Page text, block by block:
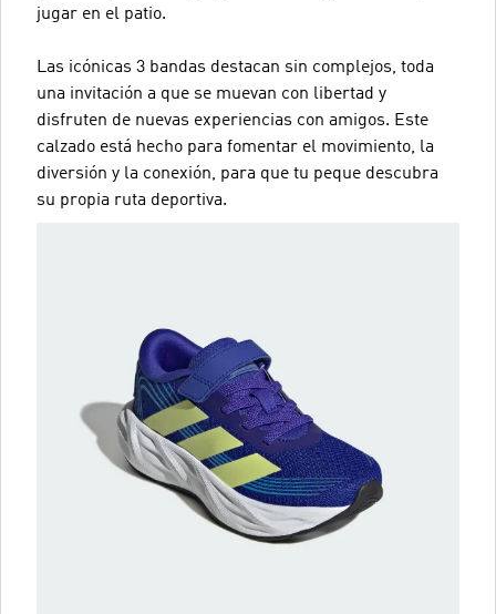
jugar en el patio.
Las icónicas 3 bandas destacan sin complejos, toda
una invitación a que se muevan con libertad y
disfruten de nuevas experiencias con amigos. Este
calzado está hecho para fomentar el movimiento, la
diversión y la conexión, para que tu peque descubra
su propia ruta deportiva.